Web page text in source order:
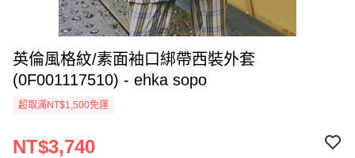
英倫風格紋/素面袖口綁帶西裝外套
(0F001117510) - ehka sopo
超取滿NT$1,500免運
NT$3,740